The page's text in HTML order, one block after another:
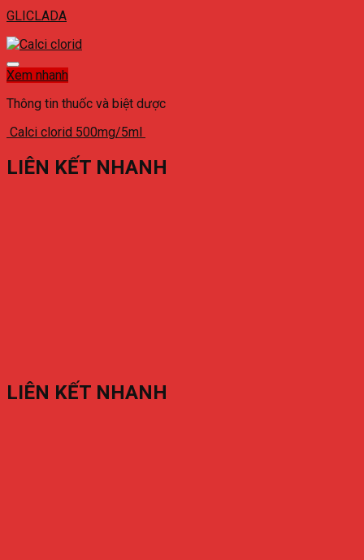
GLICLADA
Xem nhanh
Thông tin thuốc và biệt dược
Calci clorid 500mg/5ml
LIÊN KẾT NHANH
LIÊN KẾT NHANH